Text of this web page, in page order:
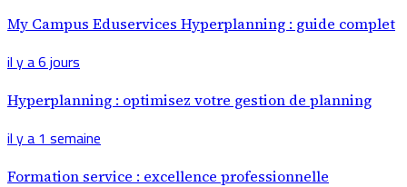
My Campus Eduservices Hyperplanning : guide complet
il y a 6 jours
Hyperplanning : optimisez votre gestion de planning
il y a 1 semaine
Formation service : excellence professionnelle